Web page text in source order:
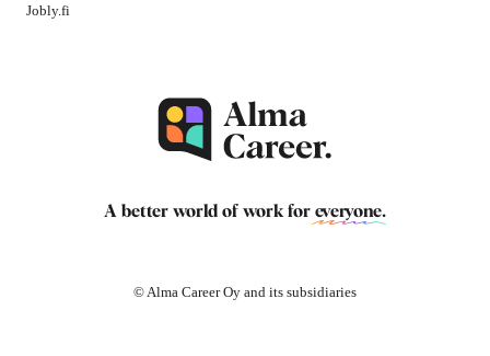
Jobly.fi
A better world of work for everyone.
© Alma Career Oy and its subsidiaries